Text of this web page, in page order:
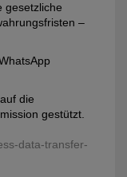
gesetzliche
–
die
gestützt.
data-transfer-